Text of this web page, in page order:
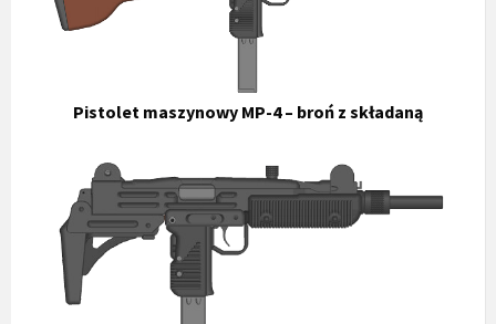
Pistolet maszynowy MP-4 – broń z składaną